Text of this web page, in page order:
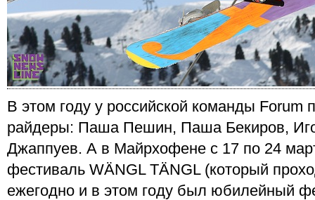
В этом году у российской команды Forum
райдеры: Паша Пешин, Паша Бекиров,
Джаппуев. А в Майрхофене с 17 по 24
фестиваль WÄNGL TÄNGL (который
ежегодно и в этом году был юбилейный